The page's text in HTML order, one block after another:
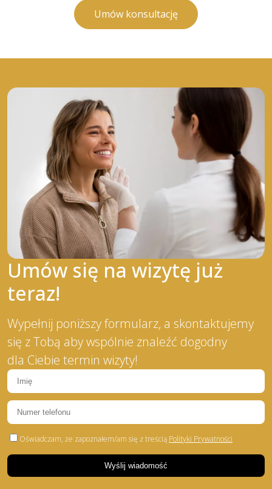
Umów konsultację
Umów się na wizytę już
teraz!
Wypełnij poniższy formularz, a skontaktujemy
się z Tobą aby wspólnie znaleźć dogodny
dla Ciebie termin wizyty!
Oświadczam, że zapoznałem/am się z treścią Polityki Prywatności